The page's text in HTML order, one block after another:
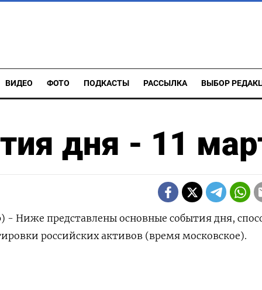
ВИДЕО ФОТО ПОДКАСТЫ РАССЫЛКА ВЫБОР
дня - 11
- Ниже представлены основные события дня,
российских активов (время московское).